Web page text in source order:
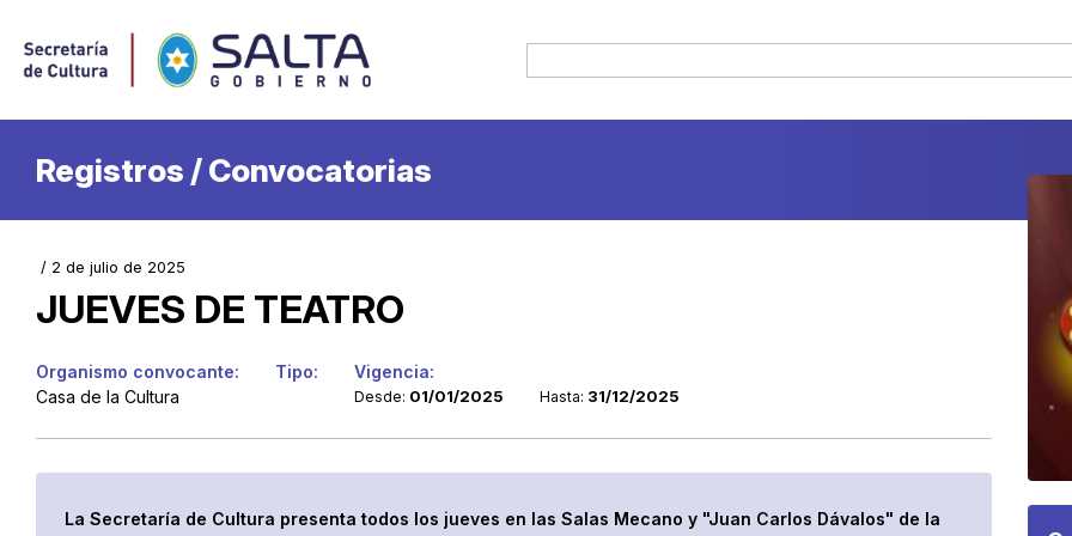
Registros / Convocatorias
/ 2 de julio de 2025
JUEVES DE TEATRO
Organismo convocante:
Casa de la Cultura
Tipo: Vigencia:
Desde: 01/01/2025 Hasta: 31/12/2025
La Secretaría de Cultura presenta todos los jueves en las Salas Mecano y "Juan Carlos Dávalos" de la